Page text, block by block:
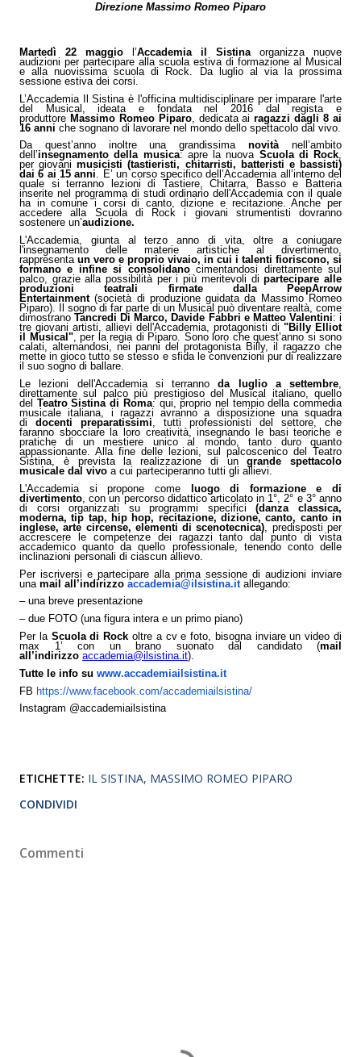
Direzione Massimo Romeo Piparo
Martedì 22 maggio l’Accademia il Sistina organizza nuove
audizioni per partecipare alla scuola estiva di formazione al Musical
e alla nuovissima scuola di Rock. Da luglio al via la prossima
sessione estiva dei corsi.
L’Accademia Il Sistina è l'officina multidisciplinare per imparare l'arte
del Musical, ideata e fondata nel 2016 dal regista e
produttore Massimo Romeo Piparo, dedicata airagazzi dagli 8 ai
16 anni che sognano di lavorare nel mondo dello spettacolo dal vivo.
Da quest’anno inoltre una grandissimanovitànell’ambito
dell’insegnamento della musica: apre la nuova Scuola di Rock,
per giovanimusicisti (tastieristi, chitarristi, batteristi e bassisti)
dai 6 ai 15 anni. E’ un corso specifico dell’Accademia all’interno del
quale si terranno lezioni di Tastiere, Chitarra, Basso e Batteria
inserite nel programma di studi ordinario dell'Accademia con il quale
ha in comune i corsi di canto, dizione e recitazione. Anche per
accedere alla Scuola di Rock i giovani strumentisti dovranno
sostenere un’audizione.
L'Accademia, giunta al terzo anno di vita, oltre a coniugare
l'insegnamento delle materie artistiche al divertimento,
rappresenta un vero e proprio vivaio, in cui i talenti fioriscono, si
formano e infine si consolidanocimentandosi direttamente sul
palco, grazie alla possibilità per i più meritevoli dipartecipare alle
produzioni teatrali firmate dalla PeepArrow
Entertainment(società di produzione guidata da Massimo Romeo
Piparo). Il sogno di far parte di un Musical può diventare realtà, come
dimostranoTancredi Di Marco, Davide Fabbri e Matteo Valentini: i
tre giovani artisti, allievi dell'Accademia, protagonisti di "Billy Elliot
il Musical", per la regia di Piparo. Sono loro che quest’anno si sono
calati, alternandosi, nei panni del protagonista Billy, il ragazzo che
mette in gioco tutto se stesso e sfida le convenzioni pur di realizzare
il suo sogno di ballare.
Le lezioni dell'Accademia si terrannoda luglio a settembre
direttamente sul palco più prestigioso del Musical italiano, quello
del Teatro Sistina di Roma: qui, proprio nel tempio della commedia
musicale italiana, i ragazzi avranno a disposizione una squadra
di docenti preparatissimi , tutti professionisti del settore, che
faranno sbocciare la loro creatività, insegnando le basi teoriche e
pratiche di un mestiere unico al mondo, tanto duro quanto
appassionante. Alla fine delle lezioni, sul palcoscenico del Teatro
Sistina, è prevista la realizzazione di ungrande spettacolo
musicale dal vivo a cui parteciperanno tutti gli allievi.
L'Accademia si propone come
luogo di formazione e di
divertimento , con un percorso didattico articolato in 1°, 2° e 3° anno
di corsi organizzati su programmi specifici(danza classica,
moderna, tip tap, hip hop, recitazione, dizione, canto, canto in
inglese, arte circense, elementi di scenotecnica) , predisposti per
accrescere le competenze dei ragazzi tanto dal punto di vista
accademico quanto da quello professionale, tenendo conto delle
inclinazioni personali di ciascun allievo.
Per iscriversi e partecipare alla prima sessione di audizioni inviare
una mail all’indirizzo accademia@ilsistina.it allegando:
– una breve presentazione
– due FOTO (una figura intera e un primo piano)
Per la Scuola di Rock oltre a cv e foto, bisogna inviare un video di
max 1’ con un brano suonato dal candidato (mail
all’indirizzo accademia@ilsistina.it).
Tutte le info su www.accademiailsistina.it
FB https://www.facebook.com/accademiailsistina/
Instagram @accademiailsistina
ETICHETTE: IL SISTINA MASSIMO ROMEO PIPARO
CONDIVIDI
Commenti